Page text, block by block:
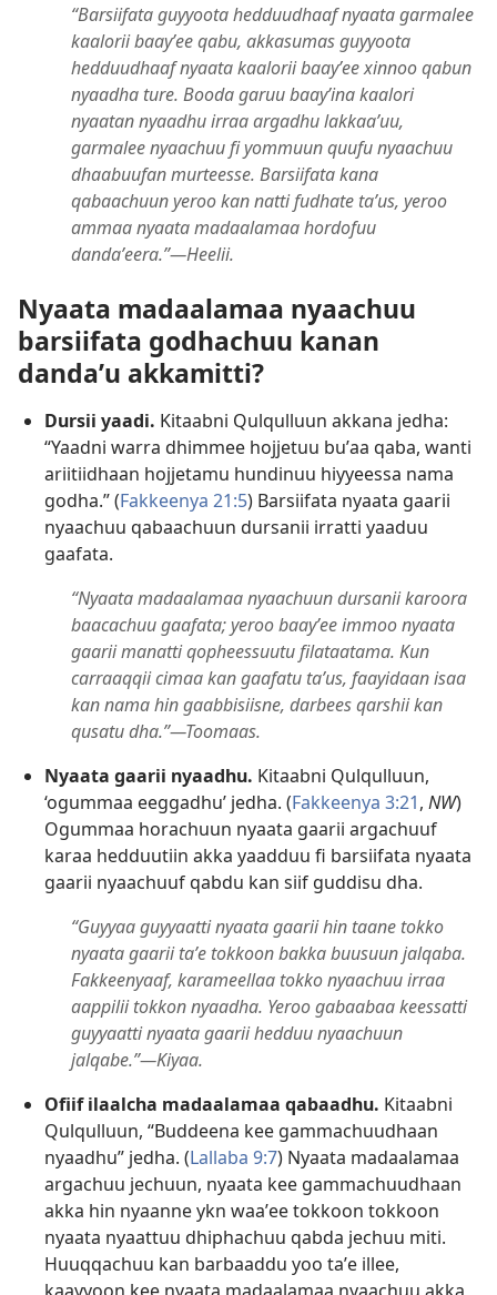
“Barsiifata guyyoota hedduudhaaf nyaata garmalee
kaalorii baayʼee qabu, akkasumas guyyoota
hedduudhaaf nyaata kaalorii baayʼee xinnoo qabun
nyaadha ture. Booda garuu baayʼina kaalori
nyaatan nyaadhu irraa argadhu lakkaaʼuu,
garmalee nyaachuu fi yommuun quufu nyaachuu
dhaabuufan murteesse. Barsiifata kana
qabaachuun yeroo kan natti fudhate taʼus, yeroo
ammaa nyaata madaalamaa hordofuu
dandaʼeera.”—Heelii.
Nyaata madaalamaa nyaachuu
barsiifata godhachuu kanan
dandaʼu akkamitti?
Dursii yaadi. Kitaabni Qulqulluun akkana jedha:
“Yaadni warra dhimmee hojjetuu buʼaa qaba, wanti
ariitiidhaan hojjetamu hundinuu hiyyeessa nama
godha.” (Fakkeenya 21:5) Barsiifata nyaata gaarii
nyaachuu qabaachuun dursanii irratti yaaduu
gaafata.
“Nyaata madaalamaa nyaachuun dursanii karoora
baacachuu gaafata; yeroo baayʼee immoo nyaata
gaarii manatti qopheessuutu filataatama. Kun
carraaqqii cimaa kan gaafatu taʼus, faayidaan isaa
kan nama hin gaabbisiisne, darbees qarshii kan
qusatu dha.”—Toomaas.
Nyaata gaarii nyaadhu. Kitaabni Qulqulluun,
‘ogummaa eeggadhu’ jedha. (Fakkeenya 3:21, NW)
Ogummaa horachuun nyaata gaarii argachuuf
karaa hedduutiin akka yaadduu fi barsiifata nyaata
gaarii nyaachuuf qabdu kan siif guddisu dha.
“Guyyaa guyyaatti nyaata gaarii hin taane tokko
nyaata gaarii taʼe tokkoon bakka buusuun jalqaba.
Fakkeenyaaf, karameellaa tokko nyaachuu irraa
aappilii tokkon nyaadha. Yeroo gabaabaa keessatti
guyyaatti nyaata gaarii hedduu nyaachuun
jalqabe.”—Kiyaa.
Ofiif ilaalcha madaalamaa qabaadhu. Kitaabni
Qulqulluun, “Buddeena kee gammachuudhaan
nyaadhu” jedha. (Lallaba 9:7) Nyaata madaalamaa
argachuu jechuun, nyaata kee gammachuudhaan
akka hin nyaanne ykn waaʼee tokkoon tokkoon
nyaata nyaattuu dhiphachuu qabda jechuu miti.
Huuqqachuu kan barbaaddu yoo taʼe illee,